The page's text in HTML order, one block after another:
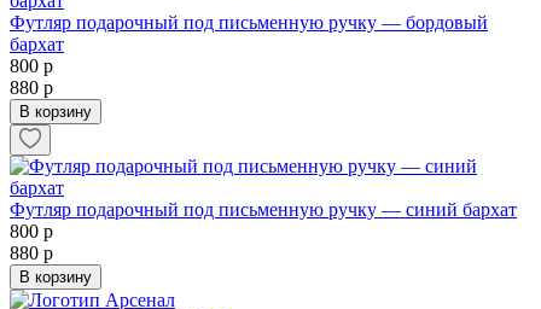
Футляр подарочный под письменную ручку — бордовый
бархат
800 р
880 р
В корзину
Футляр подарочный под письменную ручку — синий бархат
800 р
880 р
В корзину